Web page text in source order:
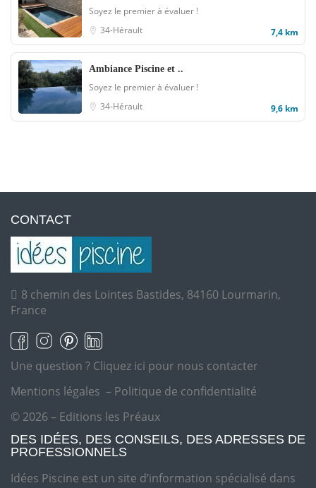
Soyez le premier à évaluer !
34-Hérault
7,4 km
Ambiance Piscine et ..
Soyez le premier à évaluer !
34-Hérault
9,6 km
CONTACT
8 chemin des Lointes Bastides, 84160 Lourmarin,
France
Une question ? Cliquez ici pour nous contacter
Mentions légales – Politique de confidentialité
© 2026 – Editions les Préaux
DES IDÉES, DES CONSEILS, DES ADRESSES DE
PROFESSIONNELS
Idées Piscine est un site d’information spécialisé dans